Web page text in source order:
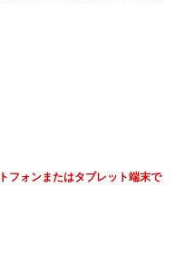
フォンまたはタブレット端末で